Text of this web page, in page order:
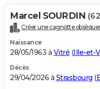
Alimentation
Guide de la santé
Maladies
Médicaments
Sommeil
VOYAGE
Destinations
City break
Voyage nature
Voyage de noces
Forum
Climat
+PHOTO
GUIDES D'ACHAT
BONS PLANS
Marcel SOURDIN
Créer une cagnotte
Naissance
28/05/1963 à Vitré (Ille-et-
Décès
29/04/2026 à Strasbourg (